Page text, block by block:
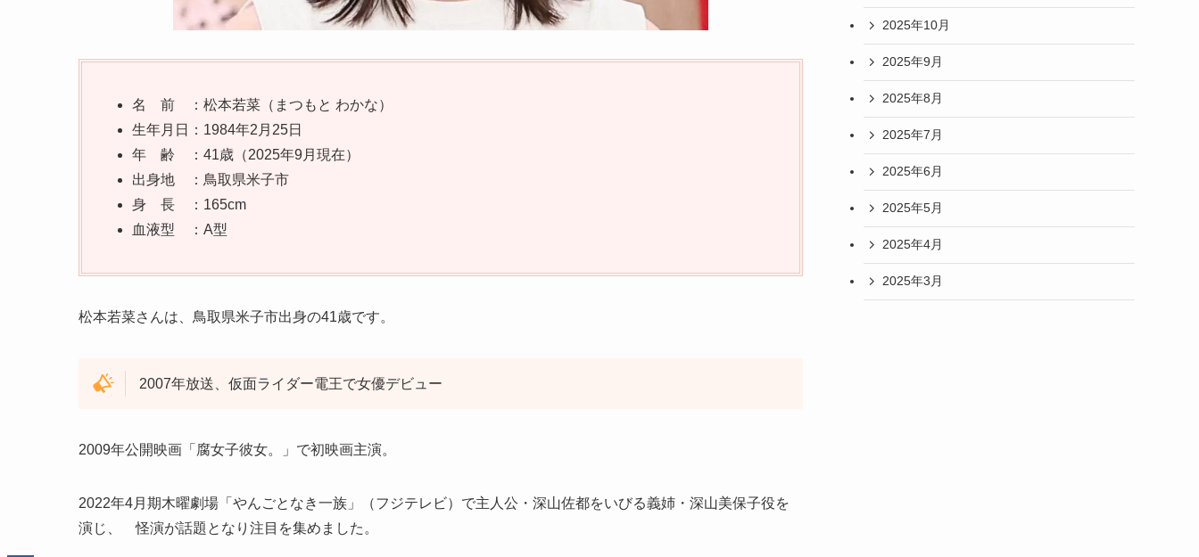
名 前 ：松本若菜（まつもと わかな）
生年月日：1984年2月25日
年 齢 ：41歳（2025年9月現在）
出身地 ：鳥取県米子市
身 長 ：165cm
血液型 ：A型
松本若菜さんは、鳥取県米子市出身の41歳です。
2007年放送、仮面ライダー電王で女優デビュー
2009年公開映画「腐女子彼女。」で初映画主演。
2022年4月期木曜劇場「やんごとなき一族」（フジテレビ）で主人公・深山佐都をいびる義姉・深山美保子役を
演じ、 怪演が話題となり注目を集めました。
2025年10月
2025年9月
2025年8月
2025年7月
2025年6月
2025年5月
2025年4月
2025年3月